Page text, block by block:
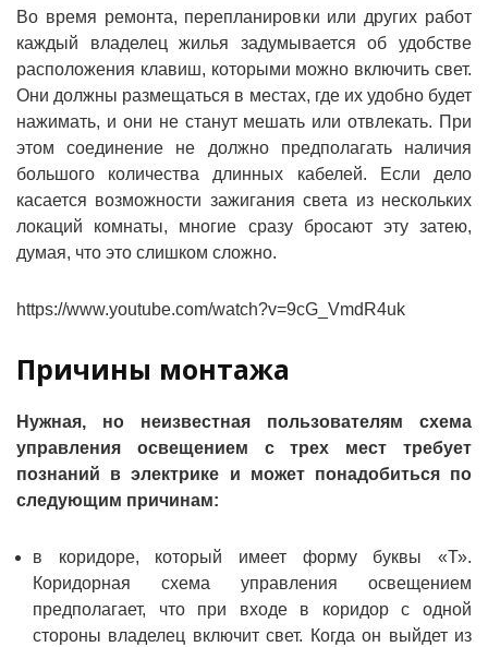
Во время ремонта, перепланировки или других работ
каждый владелец жилья задумывается об удобстве
расположения клавиш, которыми можно включить свет.
Они должны размещаться в местах, где их удобно будет
нажимать, и они не станут мешать или отвлекать. При
этом соединение не должно предполагать наличия
большого количества длинных кабелей. Если дело
касается возможности зажигания света из нескольких
локаций комнаты, многие сразу бросают эту затею,
думая, что это слишком сложно.
https://www.youtube.com/watch?v=9cG_VmdR4uk
Причины монтажа
Нужная, но неизвестная пользователям схема
управления освещением с трех мест требует
познаний в электрике и может понадобиться по
следующим причинам:
в коридоре, который имеет форму буквы «Т».
Коридорная схема управления освещением
предполагает, что при входе в коридор с одной
стороны владелец включит свет. Когда он выйдет из